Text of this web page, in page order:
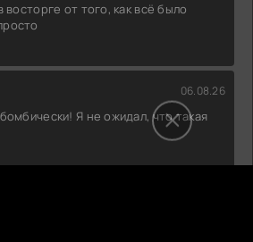
от того, как всё было
06.08.26
Я не ожидал, что такая